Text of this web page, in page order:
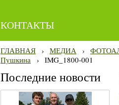
КОНТАКТЫ
ГЛАВНАЯ › МЕДИА ›
Пушкина › IMG_1800-001
Последние новости